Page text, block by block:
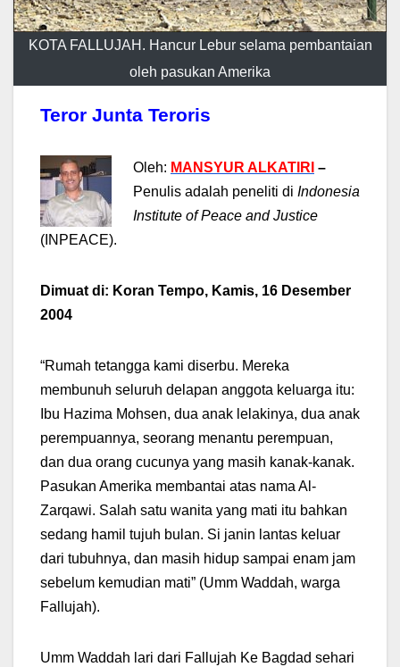
KOTA FALLUJAH. Hancur Lebur selama pembantaian
oleh pasukan Amerika
Teror Junta Teroris
Oleh: MANSYUR ALKATIRI –
Penulis adalah peneliti di Indonesia
Institute of Peace and Justice
(INPEACE).
Dimuat di: Koran Tempo, Kamis, 16 Desember
2004
“Rumah tetangga kami diserbu. Mereka
membunuh seluruh delapan anggota keluarga itu:
Ibu Hazima Mohsen, dua anak lelakinya, dua anak
perempuannya, seorang menantu perempuan,
dan dua orang cucunya yang masih kanak-kanak.
Pasukan Amerika membantai atas nama Al-
Zarqawi. Salah satu wanita yang mati itu bahkan
sedang hamil tujuh bulan. Si janin lantas keluar
dari tubuhnya, dan masih hidup sampai enam jam
sebelum kemudian mati” (Umm Waddah, warga
Fallujah).
Umm Waddah lari dari Fallujah Ke Bagdad sehari